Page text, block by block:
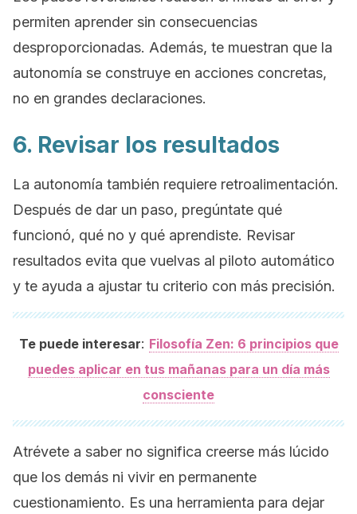
permiten aprender sin consecuencias
desproporcionadas. Además, te muestran que la
autonomía se construye en acciones concretas,
no en grandes declaraciones.
6. Revisar los resultados
La autonomía también requiere retroalimentación.
Después de dar un paso, pregúntate qué
funcionó, qué no y qué aprendiste. Revisar
resultados evita que vuelvas al piloto automático
y te ayuda a ajustar tu criterio con más precisión.
Te puede interesar: Filosofía Zen: 6 principios que
puedes aplicar en tus mañanas para un día más
consciente
Atrévete a saber no significa creerse más lúcido
que los demás ni vivir en permanente
cuestionamiento. Es una herramienta para dejar